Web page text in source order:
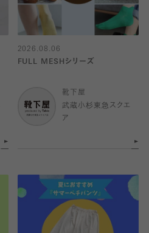
2026.08.06
FULL MESHシリーズ
靴下屋
武蔵小杉東急スクエ
ア